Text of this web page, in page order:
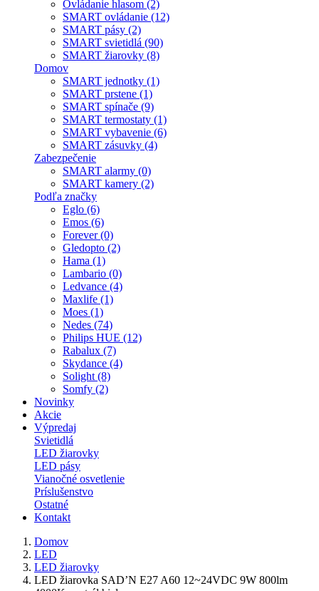
Ovládanie hlasom (2)
SMART ovládanie (12)
SMART pásy (2)
SMART svietidlá (90)
SMART žiarovky (8)
Domov
SMART jednotky (1)
SMART prstene (1)
SMART spínače (9)
SMART termostaty (1)
SMART vybavenie (6)
SMART zásuvky (4)
Zabezpečenie
SMART alarmy (0)
SMART kamery (2)
Podľa značky
Eglo (6)
Emos (6)
Forever (0)
Gledopto (2)
Hama (1)
Lambario (0)
Ledvance (4)
Maxlife (1)
Moes (1)
Nedes (74)
Philips HUE (12)
Rabalux (7)
Skydance (4)
Solight (8)
Somfy (2)
Novinky
Akcie
Výpredaj
Svietidlá
LED žiarovky
LED pásy
Vianočné osvetlenie
Príslušenstvo
Ostatné
Kontakt
Domov
LED
LED žiarovky
LED žiarovka SAD’N E27 A60 12~24VDC 9W 800lm